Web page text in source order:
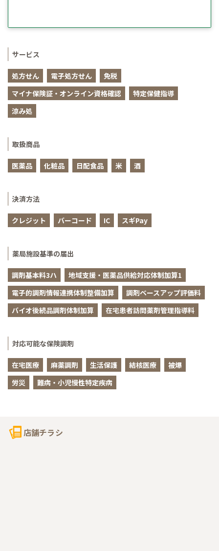
サービス
処方せん 電子処方せん
免税
マイナ保険証・オンライン資格確認
特定保健指導
涼み処
取扱商品
医薬品 化粧品 日配食品 米 酒
決済方法
クレジット バーコード IC スギPay
薬局施設基準の届出
調剤基本料3ハ
地域支援・医薬品供給対応体制加算1
電子的調剤情報連携体制整備加算
調剤ベースアップ評価料
バイオ後続品調剤体制加算
在宅患者訪問薬剤管理指導料
対応可能な保険調剤
在宅医療 麻薬調剤 生活保護 結核医療
被爆
労災
難病・小児慢性特定疾病
店舗チラシ